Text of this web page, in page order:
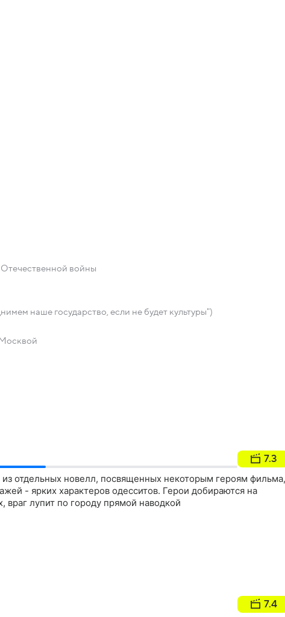
войны
наше государство, если не будет культуры")
7.3
из отдельных новелл, посвященных некоторым героям фильма,
- ярких характеров одесситов. Герои добираются на
враг лупит по городу прямой наводкой
7.4